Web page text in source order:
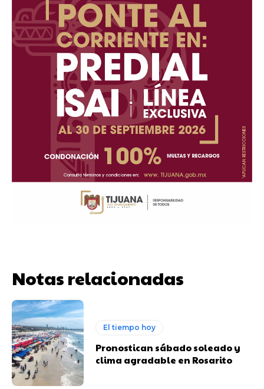
Notas relacionadas
El tiempo hoy
Pronostican sábado soleado y
clima agradable en Rosarito